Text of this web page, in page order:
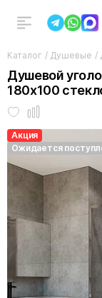
Каталог / Душевые /
Душевой
180x100
Акция
Ожидается